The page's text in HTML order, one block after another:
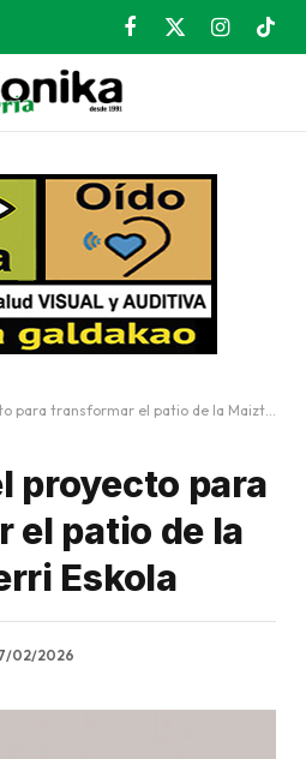
Facebook
X
Instagram
transformar el patio de la Maiztegi Herri Eskola
proyecto para
el patio de la
Eskola
02/2026